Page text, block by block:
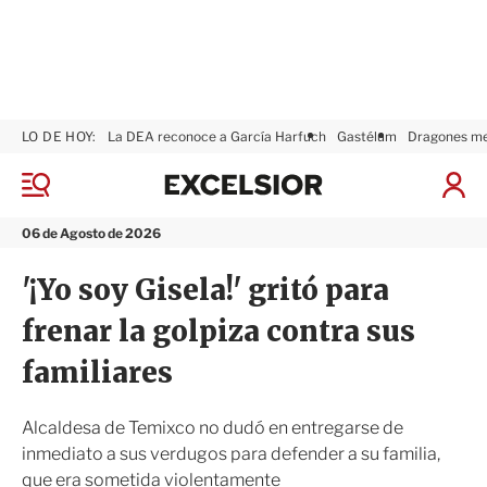
M
n
06 de Agosto de 2026
LO DE HOY: La DEA reconoce a García Harfuch Gastélum Dragones
I
x
o
r
'¡Yo soy Gisela!' gritó para
frenar la golpiza contra sus
familiares
Alcaldesa de Temixco no dudó en entregarse de
inmediato a sus verdugos para defender a su familia,
que era sometida violentamente